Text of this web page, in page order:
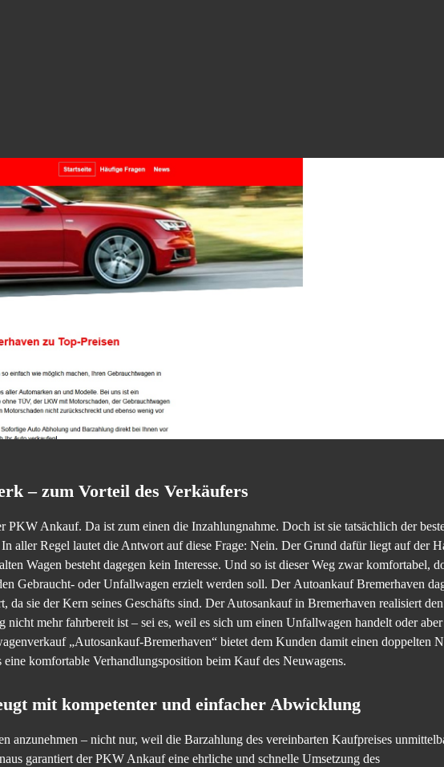
– zum Vorteil des Verkäufers
Ankauf. Da ist zum einen die Inzahlungnahme. Doch ist sie tatsächlich der
aller Regel lautet die Antwort auf diese Frage: Nein. Der Grund dafür liegt auf der
Wagen besteht dagegen kein Interesse. Und so ist dieser Weg zwar komfortabel,
Gebraucht- oder Unfallwagen erzielt werden soll. Der Autoankauf Bremerhaven
sie der Kern seines Geschäfts sind. Der Autosankauf in Bremerhaven realisiert den
nicht mehr fahrbereit ist – sei es, weil es sich um einen Unfallwagen handelt oder
„Autosankauf-Bremerhaven“ bietet dem Kunden damit einen doppelten
komfortable Verhandlungsposition beim Kauf des Neuwagens.
mit kompetenter und einfacher Abwicklung
anzunehmen – nicht nur, weil die Barzahlung des vereinbarten Kaufpreises
garantiert der PKW Ankauf eine ehrliche und schnelle Umsetzung des